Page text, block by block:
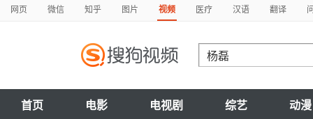
网页 微信 知乎 图片 视频 医疗 汉语 翻译
首页 电影 电视剧 综艺 动漫